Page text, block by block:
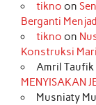
tikno on
Berganti
tikno on
Konstruksi
Amril Taufik
MENYISAKAN
Musniaty